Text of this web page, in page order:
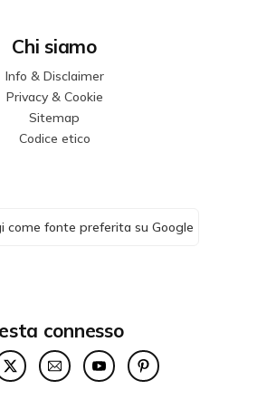
Chi siamo
Info & Disclaimer
Privacy & Cookie
Sitemap
Codice etico
come fonte preferita su Google
connesso